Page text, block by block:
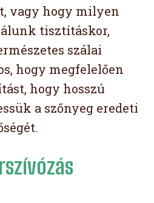
vagy hogy milyen
tisztításkor,
szálai
hogy megfelelően
hogy hosszú
a szőnyeg eredeti